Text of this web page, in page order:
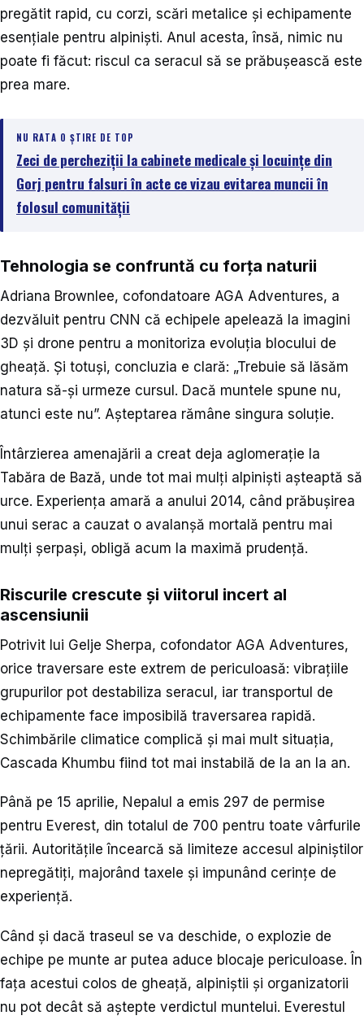
pregătit rapid, cu corzi, scări metalice și echipamente
esențiale pentru alpiniști. Anul acesta, însă, nimic nu
poate fi făcut: riscul ca seracul să se prăbușească este
prea mare.
NU RATA O ȘTIRE DE TOP
Zeci de percheziții la cabinete medicale și locuințe din
Gorj pentru falsuri în acte ce vizau evitarea muncii în
folosul comunității
Tehnologia se confruntă cu forța naturii
Adriana Brownlee, cofondatoare AGA Adventures, a
dezvăluit pentru CNN că echipele apelează la imagini
3D și drone pentru a monitoriza evoluția blocului de
gheață. Și totuși, concluzia e clară: „Trebuie să lăsăm
natura să-și urmeze cursul. Dacă muntele spune nu,
atunci este nu”. Așteptarea rămâne singura soluție.
Întârzierea amenajării a creat deja aglomerație la
Tabăra de Bază, unde tot mai mulți alpiniști așteaptă să
urce. Experiența amară a anului 2014, când prăbușirea
unui serac a cauzat o avalanșă mortală pentru mai
mulți șerpași, obligă acum la maximă prudență.
Riscurile crescute și viitorul incert al
ascensiunii
Potrivit lui Gelje Sherpa, cofondator AGA Adventures,
orice traversare este extrem de periculoasă: vibrațiile
grupurilor pot destabiliza seracul, iar transportul de
echipamente face imposibilă traversarea rapidă.
Schimbările climatice complică și mai mult situația,
Cascada Khumbu fiind tot mai instabilă de la an la an.
Până pe 15 aprilie, Nepalul a emis 297 de permise
pentru Everest, din totalul de 700 pentru toate vârfurile
țării. Autoritățile încearcă să limiteze accesul alpiniștilor
nepregătiți, majorând taxele și impunând cerințe de
experiență.
Când și dacă traseul se va deschide, o explozie de
echipe pe munte ar putea aduce blocaje periculoase. În
fața acestui colos de gheață, alpiniștii și organizatorii
nu pot decât să aștepte verdictul muntelui. Everestul